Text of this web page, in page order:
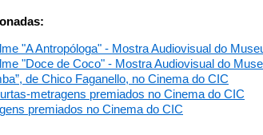
"A Antropóloga" - Mostra Audiovisual do
"Doce de Coco" - Mostra Audiovisual do
de Chico Faganello, no Cinema do CIC
metragens premiados no Cinema do CIC
premiados no Cinema do CIC